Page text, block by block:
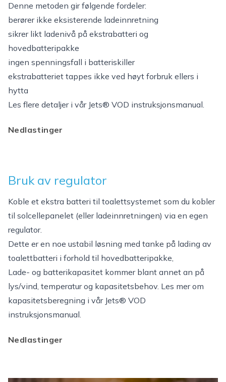
Denne metoden gir følgende fordeler:
berører ikke eksisterende ladeinnretning
sikrer likt ladenivå på ekstrabatteri og
hovedbatteripakke
ingen spenningsfall i batteriskiller
ekstrabatteriet tappes ikke ved høyt forbruk ellers i
hytta
Les flere detaljer i vår Jets® VOD instruksjonsmanual.
Nedlastinger
Bruk av regulator
Koble et ekstra batteri til toalettsystemet som du kobler
til solcellepanelet (eller ladeinnretningen) via en egen
regulator.
Dette er en noe ustabil løsning med tanke på lading av
toalettbatteri i forhold til hovedbatteripakke,
Lade- og batterikapasitet kommer blant annet an på
lys/vind, temperatur og kapasitetsbehov. Les mer om
kapasitetsberegning i vår Jets® VOD
instruksjonsmanual.
Nedlastinger